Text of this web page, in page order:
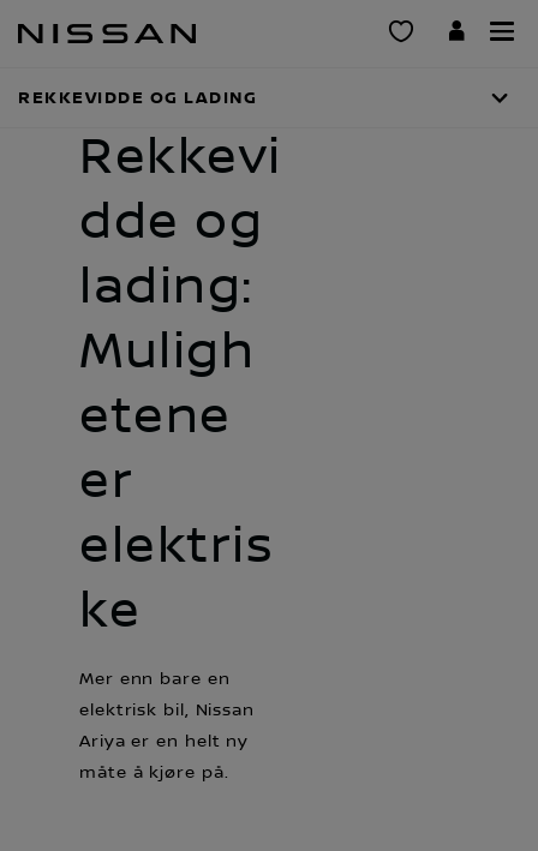
til
REKKEVIDDE OG LADING
Rekkevi
dde og
lading:
Muligh
etene
er
elektris
ke
Mer enn bare en
elektrisk bil, Nissan
Ariya er en helt ny
måte å kjøre på.